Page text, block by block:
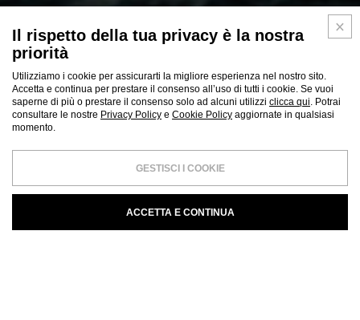
Il rispetto della tua privacy è la nostra
priorità
Utilizziamo i cookie per assicurarti la migliore esperienza nel nostro sito.
Accetta e continua per prestare il consenso all’uso di tutti i cookie. Se vuoi
saperne di più o prestare il consenso solo ad alcuni utilizzi clicca qui. Potrai
consultare le nostre Privacy Policy e Cookie Policy aggiornate in qualsiasi
momento.
GESTISCI I COOKIE
ACCETTA E CONTINUA